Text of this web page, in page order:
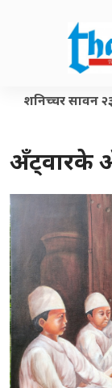
शनिच्चर सावन
अँट्वारके